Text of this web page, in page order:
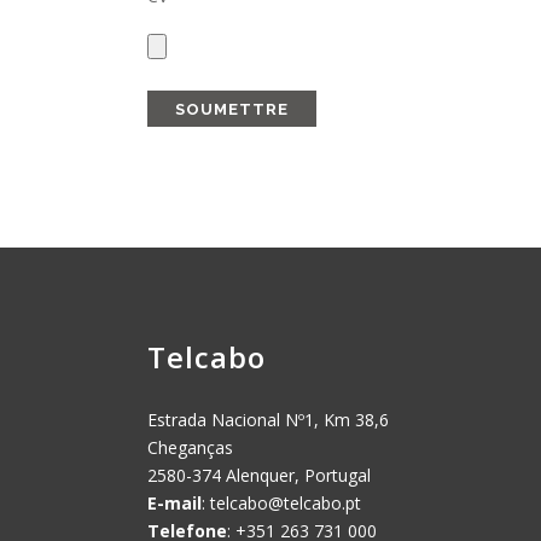
Telcabo
Estrada Nacional Nº1, Km 38,6
Cheganças
2580-374 Alenquer, Portugal
E-mail:telcabo@telcabo.pt
Telefone: +351 263 731 000